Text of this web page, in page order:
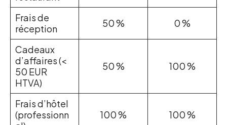
Frais de
réception
50 % 0 %
Cadeaux
d’affaires (<
50 EUR
HTVA)
50 % 100 %
Frais d’hôtel
(professionn
100 % 100 %